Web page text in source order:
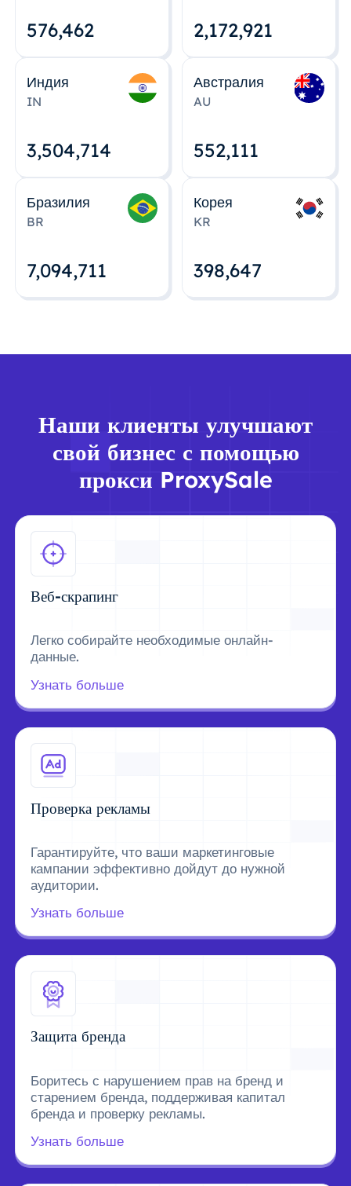
576,463 2,172,922
Индия
IN
3,504,715
Австралия
AU
552,112
Бразилия
BR
7,094,712
Корея
KR
398,648
Наши клиенты улучшают
свой бизнес с помощью
прокси ProxySale
Веб-скрапинг
Легко собирайте необходимые онлайн-
данные.
Узнать больше
Проверка рекламы
Гарантируйте, что ваши маркетинговые
кампании эффективно дойдут до нужной
аудитории.
Узнать больше
Защита бренда
Боритесь с нарушением прав на бренд и
старением бренда, поддерживая капитал
бренда и проверку рекламы.
Узнать больше